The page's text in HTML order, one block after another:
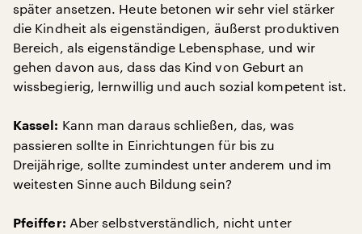
später ansetzen. Heute betonen wir sehr viel stärker
die Kindheit als eigenständigen, äußerst produktiven
Bereich, als eigenständige Lebensphase, und wir
gehen davon aus, dass das Kind von Geburt an
wissbegierig, lernwillig und auch sozial kompetent ist.
Kassel: Kann man daraus schließen, das, was
passieren sollte in Einrichtungen für bis zu
Dreijährige, sollte zumindest unter anderem und im
weitesten Sinne auch Bildung sein?
Pfeiffer: Aber selbstverständlich, nicht unter